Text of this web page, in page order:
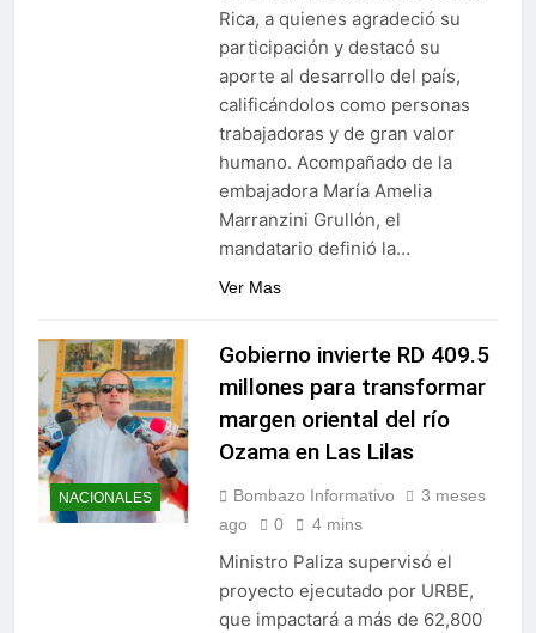
Rica, a quienes agradeció su
participación y destacó su
aporte al desarrollo del país,
calificándolos como personas
trabajadoras y de gran valor
humano. Acompañado de la
embajadora María Amelia
Marranzini Grullón, el
mandatario definió la…
Ver Mas
NACIONALES
Gobierno invierte RD 409.5
millones para transformar
margen oriental del río
Ozama en Las Lilas
Bombazo Informativo
3 meses
ago
0 4 mins
Ministro Paliza supervisó el
proyecto ejecutado por URBE,
que impactará a más de 62,800